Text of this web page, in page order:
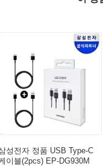
성전자 정품 USB Type-C
이블(2pcs) EP-DG930M